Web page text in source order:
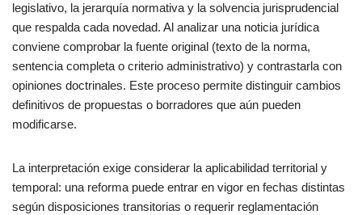
legislativo, la jerarquía normativa y la solvencia jurisprudencial
que respalda cada novedad. Al analizar una noticia jurídica
conviene comprobar la fuente original (texto de la norma,
sentencia completa o criterio administrativo) y contrastarla con
opiniones doctrinales. Este proceso permite distinguir cambios
definitivos de propuestas o borradores que aún pueden
modificarse.
La interpretación exige considerar la aplicabilidad territorial y
temporal: una reforma puede entrar en vigor en fechas distintas
según disposiciones transitorias o requerir reglamentación